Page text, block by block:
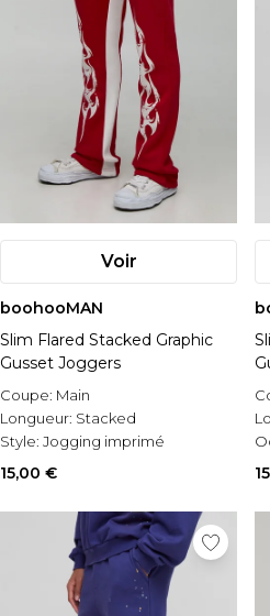
Voir
boohooMAN
Slim Flared Stacked Graphic
Gusset Joggers
Coupe: Main
Longueur: Stacked
Style: Jogging imprimé
15,00 €